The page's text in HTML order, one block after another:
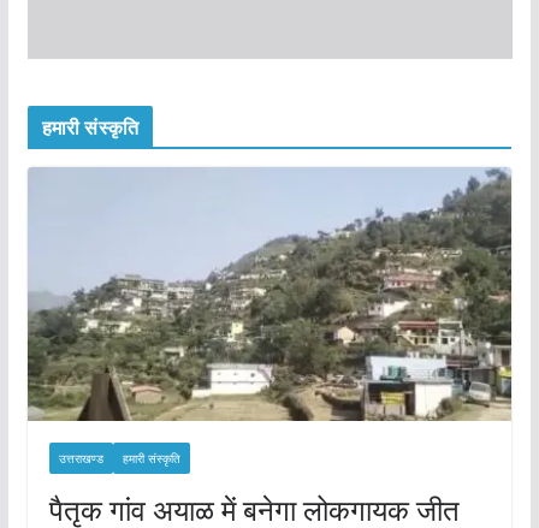
हमारी संस्कृति
उत्तराखण्ड हमारी संस्कृति
पैतृक गांव अयाळ में बनेगा लोकगायक जीत